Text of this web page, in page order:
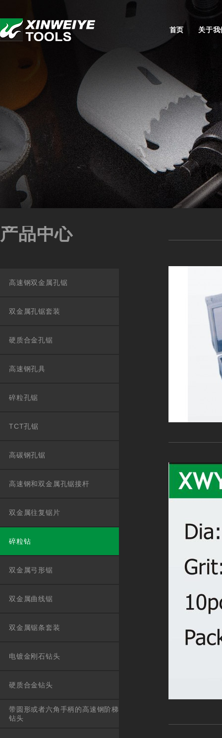
首页 关于我
产品中心
高速钢双金属孔锯
双金属孔锯套装
硬质合金孔锯
高速钢孔具
碎粒孔锯
TCT孔锯
高碳钢孔锯
高速钢和双金属孔锯接杆
双金属往复锯片
碎粒钻
双金属弓形锯
双金属曲线锯
双金属锯条套装
电镀金刚石钻头
硬质合金钻头
带圆形或者六角手柄的高速钢阶梯
钻头